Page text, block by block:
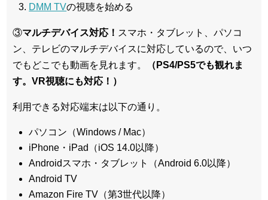
DMM TVの視聴を始める
③マルチデバイス対応！ スマホ・タブレット、パソコ
ン、テレビのマルチデバイスに対応しているので、いつ
でもどこでも動画を見れます。
（PS4/PS5でも観れま
す。VR視聴にも対応！）
利用できる対応端末は以下の通り。
パソコン（Windows / Mac）
iPhone・iPad（iOS 14.0以降）
Androidスマホ・タブレット（Android 6.0以降）
Android TV
Amazon Fire TV（第3世代以降）